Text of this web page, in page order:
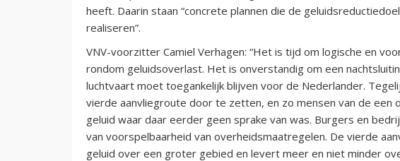
heeft. Daarin staan “concrete plannen die de
realiseren”.
VNV-voorzitter Camiel Verhagen: “Het is tijd om logische en
rondom geluidsoverlast. Het is onverstandig om een
luchtvaart moet toegankelijk blijven voor de Nederlander.
vierde aanvliegroute door te zetten, en zo mensen van de
geluid waar daar eerder geen sprake van was. Burgers en
van voorspelbaarheid van overheidsmaatregelen. De vierde
geluid over een groter gebied en levert meer en niet minder